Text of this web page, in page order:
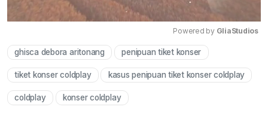
Powered by GliaStudios
ghisca debora aritonang penipuan tiket konser
tiket konser coldplay kasus penipuan tiket konser coldplay
coldplay konser coldplay